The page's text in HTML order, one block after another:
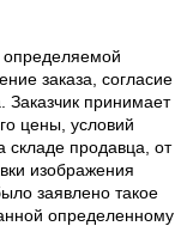
определяемой
заказа, согласие
Заказчик принимает
цены, условий
складе продавца, от
изображения
заявлено такое
определенному